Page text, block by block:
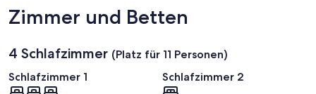
Zimmer und Betten
4 Schlafzimmer (Platz für 11 Personen)
Schlafzimmer 1
Schlafzimmer 2